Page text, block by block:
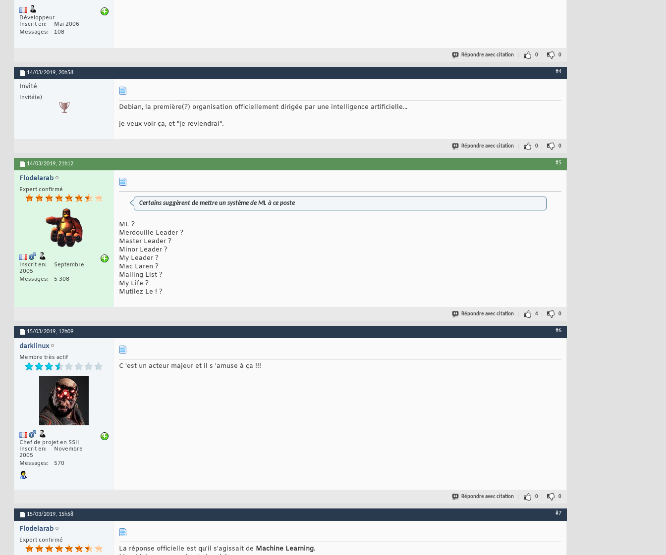
Développeur
Inscrit en
Mai 2006
Messages
108
Répondre avec citation 0 0
14/03/2019, 20h58 #4
Invité
Invité(e)
Debian, la première(?) organisation officiellement dirigée par une intelligence artificielle...
je veux voir ça, et "je reviendrai".
Répondre avec citation 0 0
14/03/2019, 21h12 #5
Flodelarab
Expert confirmé
Inscrit en
Septembre
2005
Messages
5 308
Certains suggèrent de mettre un système de ML à ce poste
ML ?
Merdouille Leader ?
Master Leader ?
Minor Leader ?
My Leader ?
Mac Laren ?
Mailing List ?
My Life ?
Mutilez Le ! ?
Répondre avec citation 4 0
15/03/2019, 12h09 #6
darklinux
Membre très actif
Chef de projet en SSII
Inscrit en
Novembre
2005
Messages
570
C 'est un acteur majeur et il s 'amuse à ça !!!
Répondre avec citation 0 0
15/03/2019, 15h58 #7
Flodelarab
Expert confirmé
La réponse officielle est qu'il s'agissait de Machine Learning.